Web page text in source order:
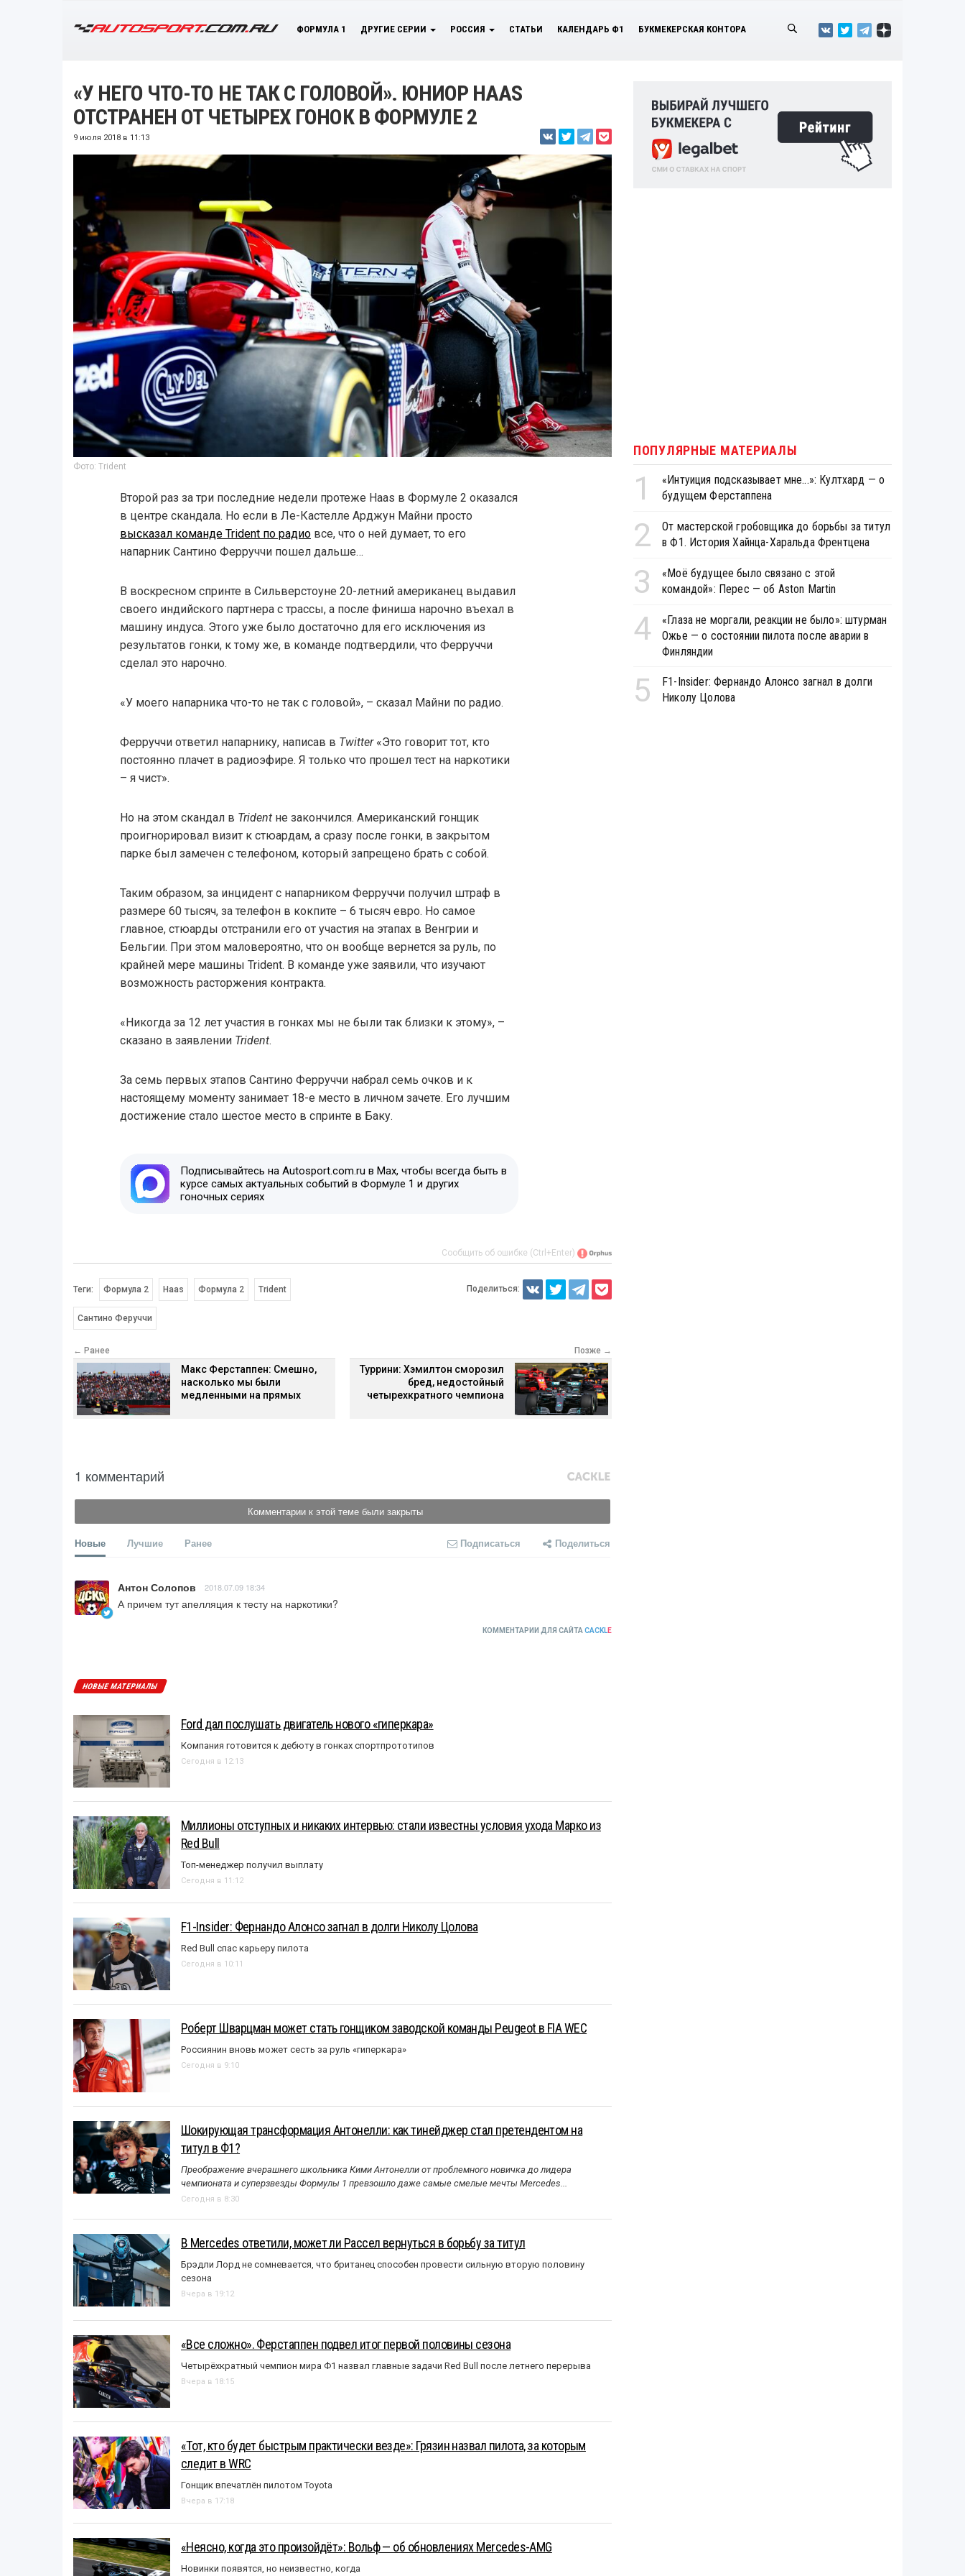
ФОРМУЛА 1 ДРУГИЕ СЕРИИ РОССИЯ СТАТЬИ КАЛЕНДАРЬ Ф1 БУКМЕКЕРСКАЯ КОНТОРА
«У НЕГО ЧТО-ТО НЕ ТАК С ГОЛОВОЙ». ЮНИОР HAAS
ОТСТРАНЕН ОТ ЧЕТЫРЕХ ГОНОК В ФОРМУЛЕ 2
9 июля 2018 в 11:13
Фото: Trident
Второй раз за три последние недели протеже Haas в Формуле 2 оказался
в центре скандала. Но если в Ле-Кастелле Арджун Майни просто
высказал команде Trident по радиовсе, что о ней думает, то его
напарник Сантино Ферруччи пошел дальше…
В воскресном спринте в Сильверстоуне 20-летний американец выдавил
своего индийского партнера с трассы, а после финиша нарочно въехал в
машину индуса. Этого уже было достаточно для его исключения из
результатов гонки, к тому же, в команде подтвердили, что Ферруччи
сделал это нарочно.
«У моего напарника что-то не так с головой», – сказал Майни по радио.
Ферруччи ответил напарнику, написав в Twitter«Это говорит тот, кто
постоянно плачет в радиоэфире. Я только что прошел тест на наркотики
– я чист».
Но на этом скандал в Tridentне закончился. Американский гонщик
проигнорировал визит к стюардам, а сразу после гонки, в закрытом
парке был замечен с телефоном, который запрещено брать с собой.
Таким образом, за инцидент с напарником Ферруччи получил штраф в
размере 60 тысяч, за телефон в кокпите – 6 тысяч евро. Но самое
главное, стюарды отстранили его от участия на этапах в Венгрии и
Бельгии. При этом маловероятно, что он вообще вернется за руль, по
крайней мере машины Trident. В команде уже заявили, что изучают
возможность расторжения контракта.
«Никогда за 12 лет участия в гонках мы не были так близки к этому», –
сказано в заявлении Trident.
За семь первых этапов Сантино Ферруччи набрал семь очков и к
настоящему моменту занимает 18-е место в личном зачете. Его лучшим
достижение стало шестое место в спринте в Баку.
Подписывайтесь на Autosport.com.ru в Max, чтобы всегда быть в
курсе самых актуальных событий в Формуле 1 и других
гоночных сериях
Сообщить об ошибке (Ctrl+Enter)
Теги: Формула 2 Haas Формула 2 Trident
Сантино Феруччи
Поделиться:
← Ранее
Макс Ферстаппен: Смешно,
насколько мы были
медленными на прямых
Позже →
Туррини: Хэмилтон сморозил
бред, недостойный
четырехкратного чемпиона
1 комментарий
Комментарии к этой теме были закрыты
Новые Лучшие Ранее Подписаться Поделиться
Антон Солопов 2018.07.09 18:34
А причем тут апелляция к тесту на наркотики?
КОММЕНТАРИИ ДЛЯ САЙТА CACKLE
НОВЫЕ МАТЕРИАЛЫ
Ford дал послушать двигатель нового «гиперкара»
Компания готовится к дебюту в гонках спортпрототипов
Сегодня в 12:13
Миллионы отступных и никаких интервью: стали известны условия ухода Марко из
Red Bull
Топ-менеджер получил выплату
Сегодня в 11:12
F1-Insider: Фернандо Алонсо загнал в долги Николу Цолова
Red Bull спас карьеру пилота
Сегодня в 10:11
Роберт Шварцман может стать гонщиком заводской команды Peugeot в FIA WEC
Россиянин вновь может сесть за руль «гиперкара»
Сегодня в 9:10
Шокирующая трансформация Антонелли: как тинейджер стал претендентом на
титул в Ф1?
Преображение вчерашнего школьника Кими Антонелли от проблемного новичка до лидера
чемпионата и суперзвезды Формулы 1 превзошло даже самые смелые мечты Mercedes...
Сегодня в 8:30
В Mercedes ответили, может ли Рассел вернуться в борьбу за титул
Брэдли Лорд не сомневается, что британец способен провести сильную вторую половину
сезона
Вчера в 19:12
«Все сложно». Ферстаппен подвел итог первой половины сезона
Четырёхкратный чемпион мира Ф1 назвал главные задачи Red Bull после летнего перерыва
Вчера в 18:15
«Тот, кто будет быстрым практически везде»: Грязин назвал пилота, за которым
следит в WRC
Гонщик впечатлён пилотом Toyota
Вчера в 17:18
«Неясно, когда это произойдёт»: Вольф — об обновлениях Mercedes-AMG
Новинки появятся, но неизвестно, когда
ПОПУЛЯРНЫЕ МАТЕРИАЛЫ
1
«Интуиция подсказывает мне...»: Култхард — о
будущем Ферстаппена
2
От мастерской гробовщика до борьбы за титул
в Ф1. История Хайнца-Харальда Френтцена
3
«Моё будущее было связано с этой
командой»: Перес — об Aston Martin
4
«Глаза не моргали, реакции не было»: штурман
Ожье — о состоянии пилота после аварии в
Финляндии
5
F1-Insider: Фернандо Алонсо загнал в долги
Николу Цолова